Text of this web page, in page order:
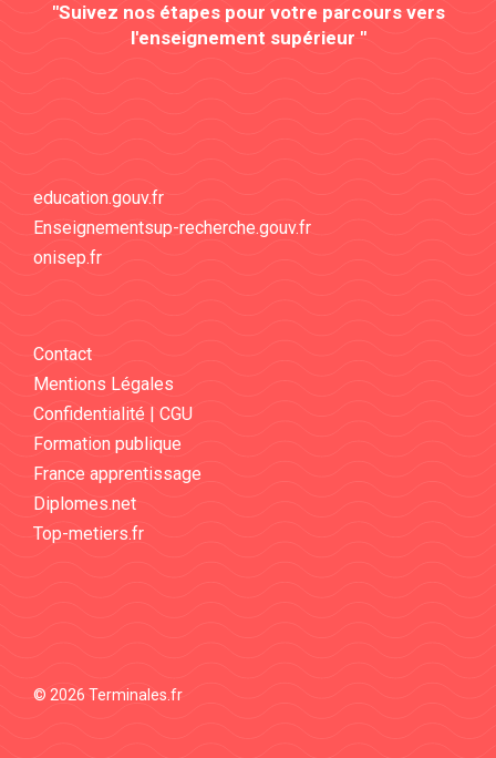
"Suivez nos étapes pour votre parcours vers
l'enseignement supérieur "
education.gouv.fr
Enseignementsup-recherche.gouv.fr
onisep.fr
Contact
Mentions Légales
Confidentialité | CGU
Formation publique
France apprentissage
Diplomes.net
Top-metiers.fr
© 2026 Terminales.fr